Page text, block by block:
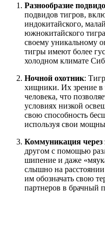
Разнообразие
подвидов тигров,
индокитайского,
южнокитайского
своему уникальному
тигры имеют более
холодном климате
Ночной охотник:
хищники. Их зрение в
человека, что
условиях низкой
свою способность
используя свои
Коммуникация через
другом с помощью
шипение и даже
слышно на
им обозначать свою
партнеров в брачный